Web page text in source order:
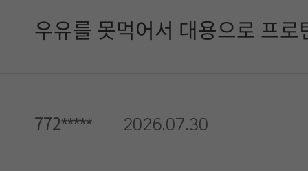
우유를 못먹어서 대용으로 프로
772***** 2026.07.30